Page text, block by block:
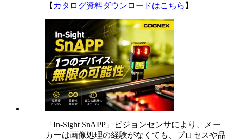
【 カタログ資料ダウンロードはこちら 】
「In-Sight SnAPP」ビジョンセンサにより、メー
カーは画像処理の経験がなくても、プロセスや品